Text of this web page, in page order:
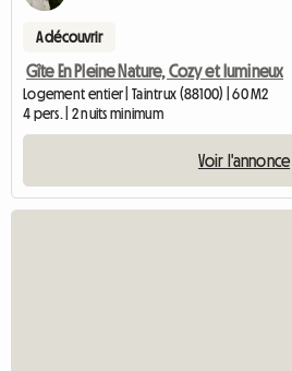
A découvrir
Gîte En Pleine Nature, Cozy et lumineux
Logement entier | Taintrux (88100) | 60 M2
4 pers. | 2 nuits minimum
Voir l'annonce